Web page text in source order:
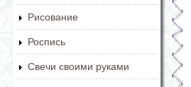
Рисование
Роспись
Свечи своими руками